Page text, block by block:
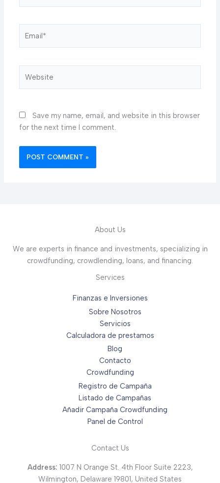
Save my name, email, and website in this browser
for the next time I comment.
About Us
We are experts in finance and investments, specializing in
crowdfunding, crowdlending, loans, and financing.
Services
Finanzas e Inversiones
Sobre Nosotros
Servicios
Calculadora de prestamos
Blog
Contacto
Crowdfunding
Registro de Campaña
Listado de Campañas
Añadir Campaña Crowdfunding
Panel de Control
Contact Us
Address: 1007 N Orange St. 4th Floor Suite 2223,
Wilmington, Delaware 19801, United States